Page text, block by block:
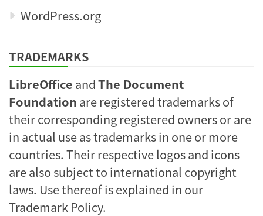
WordPress.org
TRADEMARKS
LibreOffice andThe Document
Foundation are registered trademarks of
their corresponding registered owners or are
in actual use as trademarks in one or more
countries. Their respective logos and icons
are also subject to international copyright
laws. Use thereof is explained in our
Trademark Policy.